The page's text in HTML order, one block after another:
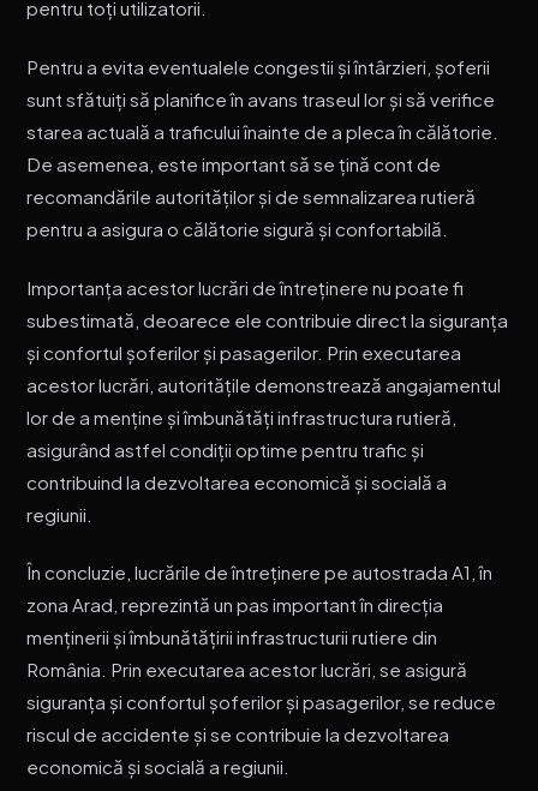
pentru toți utilizatorii.
Pentru a evita eventualele congestii și întârzieri, șoferii
sunt sfătuiți să planifice în avans traseul lor și să verifice
starea actuală a traficului înainte de a pleca în călătorie.
De asemenea, este important să se țină cont de
recomandările autorităților și de semnalizarea rutieră
pentru a asigura o călătorie sigură și confortabilă.
Importanța acestor lucrări de întreținere nu poate fi
subestimată, deoarece ele contribuie direct la siguranța
și confortul șoferilor și pasagerilor. Prin executarea
acestor lucrări, autoritățile demonstrează angajamentul
lor de a menține și îmbunătăți infrastructura rutieră,
asigurând astfel condiții optime pentru trafic și
contribuind la dezvoltarea economică și socială a
regiunii.
În concluzie, lucrările de întreținere pe autostrada A1, în
zona Arad, reprezintă un pas important în direcția
menținerii și îmbunătățirii infrastructurii rutiere din
România. Prin executarea acestor lucrări, se asigură
siguranța și confortul șoferilor și pasagerilor, se reduce
riscul de accidente și se contribuie la dezvoltarea
economică și socială a regiunii.